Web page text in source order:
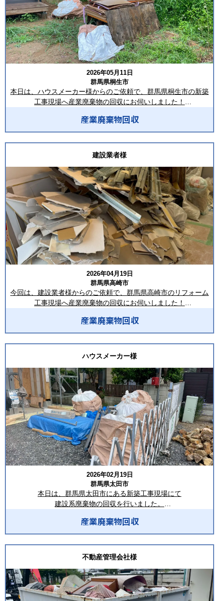
2026年05月11日
群馬県桐生市
本日は、ハウスメーカー様からのご依頼で、群馬県桐生市の新築
工事現場へ産業廃棄物の回収にお伺いしました！
スチック類・養生材などです。
新築工事の最終工程ということもあり、建物周辺にまとめられて
いた建築資材や梱包材を回収いたしました。事前に品目ごとに整
収を完了することができました。
搬出作業では、建物や外構を傷つけないよう十分配慮しながら、
一つひとつ丁寧に運び出しを実施。積み込んだ廃棄物はトラック
上で品目ごとに積み分けを行い、適正処理とリサイクルを考慮し
た回収を徹底しております。
回収後は、写真のように建物周辺がすっきりと片付き、資材置場
として使用されていたスペースも広く確保されました。
最終回収として現場内を確認し、細かな廃材や梱包材も残さない
よう清掃を行い、お引渡し前のきれいな状態へ整えました。
ご依頼いただき、誠にありがとうございました。
合同会社LIVISTAでは、新築工事・リフォーム工事・リノベーショ
2㎥鉄箱・8㎥コンテナ・フレコンの設置をはじめ、スポット回
収・定期回収・最終回収まで、現場の状況に合わせた柔軟な対応
が可能です。お客様のご要望や排出量に応じて最適な回収方法を
ご提案いたしますので、産業廃棄物の処理でお困りの際は、ぜひ
お気軽にお問い合わせください。
ーーーーーーーーーーーーーーーーー
合同会社LIVISTA（リビスタ）
埼玉県深谷市本住町1-1 1階F号室
TEL：048-514-0621
FAX：048-611-7814
MAIL：info@livista.biz
HP：https://livista.biz/
ーーーーーーーーーーーーーーーーー
産業廃棄物回収
建設業者様
2026年04月19日
群馬県高崎市
今回は、建設業者様からのご依頼で、群馬県高崎市のリフォーム
工事現場へ産業廃棄物の回収にお伺いしました！
木くず・段ボール・内装廃材・包装廃材などです。
リフォーム工事に伴い発生した内装解体材が現場内にまとめられ
ており、
した。
搬出した廃棄物は、トラック上で品目ごとに積み分けを実施し、
リサイクルできる資源と混合廃棄物を適切に分別しております。
積み分けを徹底することで処分コストの削減にもつながり、お客
様にも安心してご利用いただける回収を心掛けています。
回収後は、写真のように室内がすっきりと片付き、次の施工工程
へスムーズに進められる状態となりました。現場のスケジュール
に合わせた迅速な対応を行い、作業の妨げにならないよう安全第
一で回収を完了いたしました。
いつもご依頼いただき、誠にありがとうございます！
LIVISTAでは、埼玉県・東京都を中心に1都6県で、建設現場やリフ
な対応が可能です。
スポット回収から定期回収まで、お客様のご要望に合わせた最適
なプランをご提案いたします。産業廃棄物の処理でお困りの際
産業廃棄物回収
ハウスメーカー様
2026年02月19日
群馬県太田市
本日は、群馬県太田市にある新築工事現場にて
建設系廃棄物の回収を行いました。
ル等の包装廃材でした。
クレーン車を使用してフレコン袋の回収を行いました。
分別することで、お客様の廃棄費用を抑えることができました。
いつもご依頼ありがとうございます！！
産業廃棄物回収
不動産管理会社様